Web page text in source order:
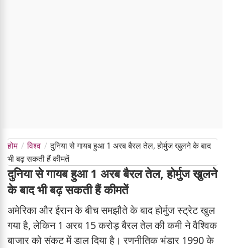
होम विश्व
दुनिया से गायब हुआ 1 अरब बैरल तेल, होर्मुज खुलने के बाद
भी बढ़ सकती हैं कीमतें
दुनिया से गायब हुआ 1 अरब बैरल तेल, होर्मुज खुलने
के बाद भी बढ़ सकती हैं कीमतें
अमेरिका और ईरान के बीच समझौते के बाद होर्मुज स्ट्रेट खुल
गया है, लेकिन 1 अरब 15 करोड़ बैरल तेल की कमी ने वैश्विक
बाजार को संकट में डाल दिया है। रणनीतिक भंडार 1990 के